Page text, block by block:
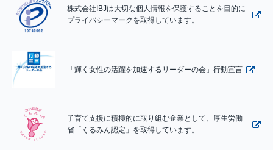
株式会社IBJは大切な個人情報を保護することを目的に
プライバシーマークを取得しています。
「輝く女性の活躍を加速するリーダーの会」行動宣言
子育て支援に積極的に取り組む企業として、厚生労働
省「くるみん認定」を取得しています。